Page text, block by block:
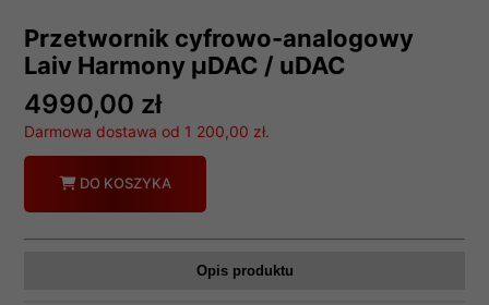
Przetwornik cyfrowo-analogowy
Laiv Harmony µDAC / uDAC
4990,00 zł
Darmowa dostawa od 1 200,00 zł.
Ilość DO KOSZYKA
Opis produktu